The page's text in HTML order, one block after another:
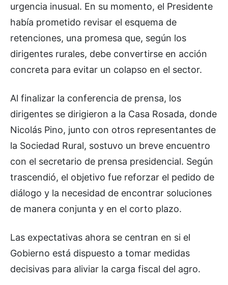
urgencia inusual. En su momento, el Presidente
había prometido revisar el esquema de
retenciones, una promesa que, según los
dirigentes rurales, debe convertirse en acción
concreta para evitar un colapso en el sector.
Al finalizar la conferencia de prensa, los
dirigentes se dirigieron a la Casa Rosada, donde
Nicolás Pino, junto con otros representantes de
la Sociedad Rural, sostuvo un breve encuentro
con el secretario de prensa presidencial. Según
trascendió, el objetivo fue reforzar el pedido de
diálogo y la necesidad de encontrar soluciones
de manera conjunta y en el corto plazo.
Las expectativas ahora se centran en si el
Gobierno está dispuesto a tomar medidas
decisivas para aliviar la carga fiscal del agro.